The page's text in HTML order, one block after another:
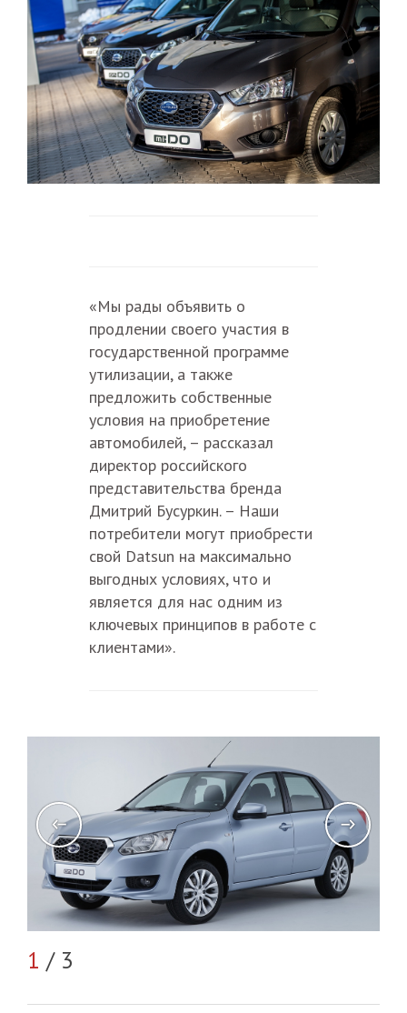
«Мы рады объявить о
продлении своего участия в
государственной программе
утилизации, а также
предложить собственные
условия на приобретение
автомобилей, – рассказал
директор российского
представительства бренда
Дмитрий Бусуркин. – Наши
потребители могут приобрести
свой Datsun на максимально
выгодных условиях, что и
является для нас одним из
ключевых принципов в работе с
клиентами».
1 / 3